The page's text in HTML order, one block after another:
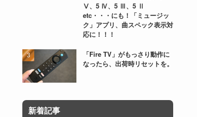
Ⅴ、5 Ⅳ、5 Ⅲ、5 Ⅱ
etc・・・にも！「ミュージッ
ク」アプリ、曲スペック表示対
応に！！！
「Fire TV」がもっさり動作に
なったら、出荷時リセットを。
新着記事